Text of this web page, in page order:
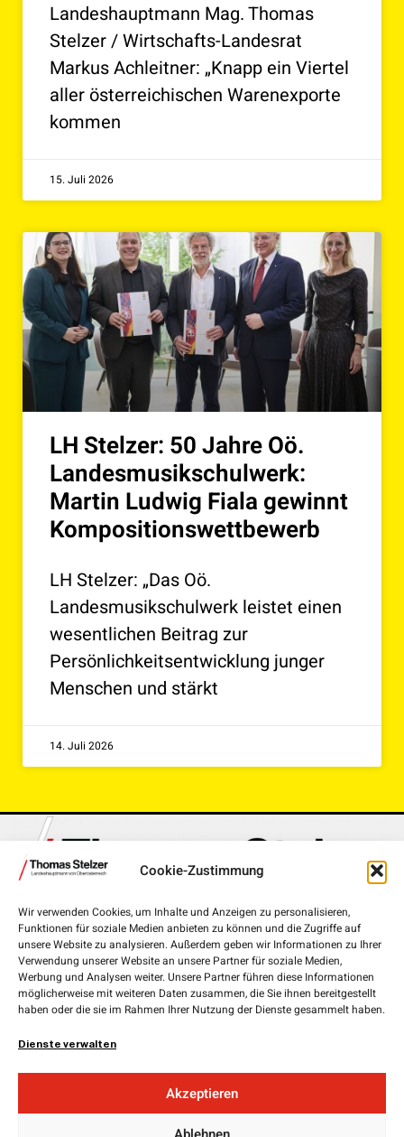
Cookie-Zustimmung
Wir verwenden Cookies, um Inhalte und Anzeigen zu personalisieren,
Funktionen für soziale Medien anbieten zu können und die Zugriffe auf
unsere Website zu analysieren. Außerdem geben wir Informationen zu Ihrer
Verwendung unserer Website an unsere Partner für soziale Medien,
Werbung und Analysen weiter. Unsere Partner führen diese Informationen
möglicherweise mit weiteren Daten zusammen, die Sie ihnen bereitgestellt
haben oder die sie im Rahmen Ihrer Nutzung der Dienste gesammelt haben.
Dienste verwalten
Akzeptieren
Landeshauptmann Mag. Thomas
Stelzer / Wirtschafts-Landesrat
Markus Achleitner: „Knapp ein Viertel
aller österreichischen Warenexporte
kommen
15. Juli 2026
LH Stelzer: 50 Jahre Oö.
Landesmusikschulwerk:
Martin Ludwig Fiala gewinnt
Kompositionswettbewerb
LH Stelzer: „Das Oö.
Landesmusikschulwerk leistet einen
wesentlichen Beitrag zur
Persönlichkeitsentwicklung junger
Menschen und stärkt
14. Juli 2026
Landhausplatz 1, 4020 Linz
+43 732 7720-111 00
lh.stelzer@ooe.gv.at
4020 Linz
Landesgeschäftsführer: